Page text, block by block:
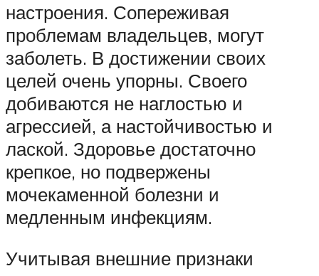
настроения. Сопереживая
проблемам владельцев, могут
заболеть. В достижении своих
целей очень упорны. Своего
добиваются не наглостью и
агрессией, а настойчивостью и
лаской. Здоровье достаточно
крепкое, но подвержены
мочекаменной болезни и
медленным инфекциям.
Учитывая внешние признаки